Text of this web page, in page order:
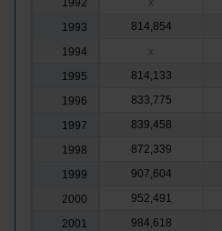
1992
1993 814,854
1994
x
1995 814,133
1996
833,775
1997
839,458
1998
872,339
1999
907,604
2000
952,491
2001
984,618